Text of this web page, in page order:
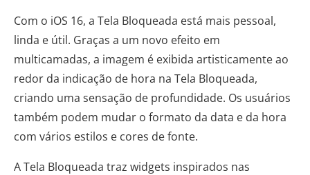
Com o iOS 16, a Tela Bloqueada está mais pessoal,
linda e útil. Graças a um novo efeito em
multicamadas, a imagem é exibida artisticamente ao
redor da indicação de hora na Tela Bloqueada,
criando uma sensação de profundidade. Os usuários
também podem mudar o formato da data e da hora
com vários estilos e cores de fonte.
A Tela Bloqueada traz widgets inspirados nas